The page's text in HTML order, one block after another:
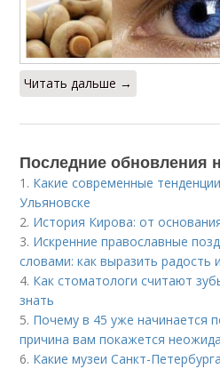
Читать дальше →
Последние обновления
1. Какие современные
Ульяновске
2. История Кирова: от
3. Искренние православные
словами: как выразить радость
4. Как стоматологи считают
знать
5. Почему в 45 уже начинается
причина вам покажется
6. Какие музеи Санкт-